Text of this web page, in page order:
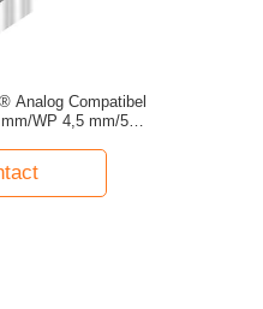
Analog Compatibel
WP 4,5 mm/5,0